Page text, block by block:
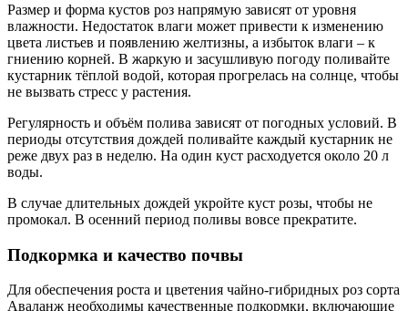
Размер и форма кустов роз напрямую зависят от уровня
влажности. Недостаток влаги может привести к изменению
цвета листьев и появлению желтизны, а избыток влаги – к
гниению корней. В жаркую и засушливую погоду поливайте
кустарник тёплой водой, которая прогрелась на солнце, чтобы
не вызвать стресс у растения.
Регулярность и объём полива зависят от погодных условий. В
периоды отсутствия дождей поливайте каждый кустарник не
реже двух раз в неделю. На один куст расходуется около 20 л
воды.
В случае длительных дождей укройте куст розы, чтобы не
промокал. В осенний период поливы вовсе прекратите.
Подкормка и качество почвы
Для обеспечения роста и цветения чайно-гибридных роз сорта
Аваланж необходимы качественные подкормки, включающие